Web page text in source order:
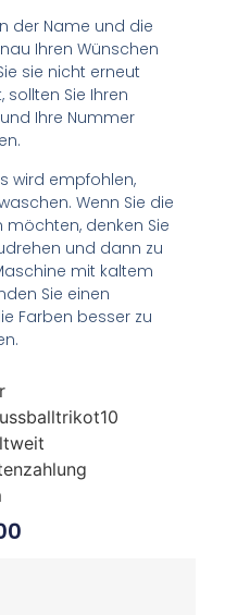
der Name und die
Ihren Wünschen
sie nicht erneut
sollten Sie Ihren
Ihre Nummer
wird empfohlen,
Wenn Sie die
denken Sie
und dann zu
mit kaltem
Sie einen
Farben besser zu